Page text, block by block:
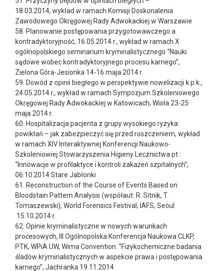
18.03.2014, wykład w ramach Komisji Doskonalenia
Zawodowego Okręgowej Rady Adwokackiej w Warszawie
58. Planowanie postępowania przygotowawczego a
kontradyktoryjność, 16.05.2014 r., wykład w ramach X
ogólnopolskiego seminarium kryminalistycznego “Nauki
sądowe wobec kontradyktoryjnego procesu karnego”,
Zielona Góra-Jesionka 14-16 maja 2014 r.
59. Dowód z opinii biegłego w perspektywie nowelizacji k.p.k.,
24.05.2014 r., wykład w ramach Sympozjum Szkoleniowego
Okręgowej Rady Adwokackiej w Katowicach, Wisła 23-25
maja 2014 r.
60. Hospitalizacja pacjenta z grupy wysokiego ryzyka
powikłań – jak zabezpieczyć się przed roszczeniem, wykład
w ramach XIV Interaktywnej Konferencji Naukowo-
Szkoleniowiej Stowarzyszenia Higieny Lecznictwa pt.:
“Innowacje w profilaktyce i kontroli zakażeń szpitalnych”,
06.10.2014 Stare Jabłonki
61. Reconstruction of the Course of Events Based on
Bloodstain Pattern Analysis (współaut: R. Sitnik, T.
Tomaszewski), World Forensics Festival, IAFS, Seoul
15.10.2014 r.
62. Opinie kryminalistyczne w nowych warunkach
procesowych, III Ogólnopolska Konferencja Naukowa CLKP,
PTK, WPiA UW, Wima Convention: “Fizykochemiczne badania
śladów kryminalistycznych w aspekcie prawa i postępowania
karnego”, Jachranka 19.11.2014